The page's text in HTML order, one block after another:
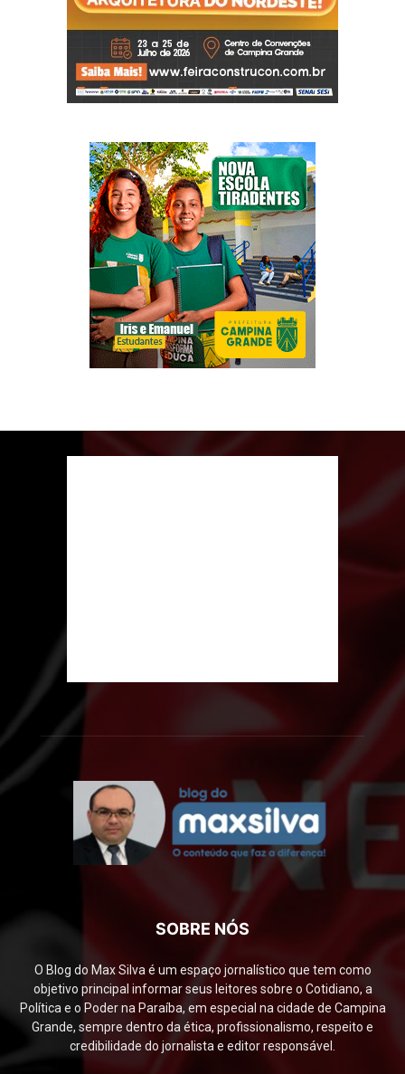
SOBRE NÓS
O Blog do Max Silva é um espaço jornalístico que tem como
objetivo principal informar seus leitores sobre o Cotidiano, a
Política e o Poder na Paraíba, em especial na cidade de Campina
Grande, sempre dentro da ética, profissionalismo, respeito e
credibilidade do jornalista e editor responsável.